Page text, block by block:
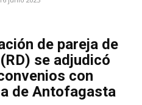
de pareja de
se adjudicó
con
de Antofagasta